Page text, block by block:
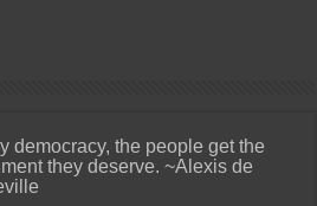
democracy, the people get the
they deserve. ~Alexis de